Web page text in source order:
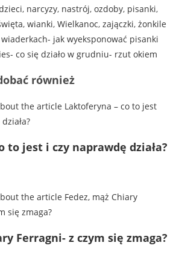
, narcyzy, nastrój, ozdoby, pisanki,
, wianki, Wielkanoc, zajączki, żonkile
jak wyeksponować pisanki
co się działo w grudniu- rzut okiem
również
to jest i czy naprawdę działa?
Ferragni- z czym się zmaga?